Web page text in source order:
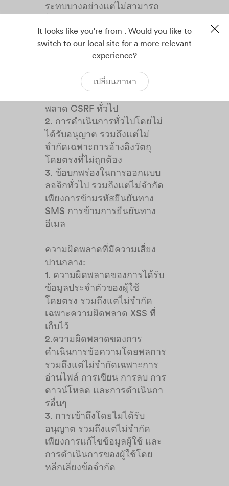
ระทบบางอย่างแต่ไม่สามารถ
โดยตรงและส่งผลต่อความ
ปลอดภัยของข้อมูล เช่น การ
เปิดเผยข้อมูลที่ไม่สำคัญ การ
เปลี่ยนเส้นทาง URL ความผิด
พลาดด้านความปลอดภัย XSS
พลาด CSRF ทั่วไป
2. การดำเนินการทั่วไปโดยไม่
ได้รับอนุญาต รวมถึงแต่ไม่
จำกัดเฉพาะการอ้างอิงวัตถุ
โดยตรงที่ไม่ถูกต้อง
3. ข้อบกพร่องในการออกแบบ
ลอจิกทั่วไป รวมถึงแต่ไม่จำกัด
เพียงการข้ามรหัสยืนยันทาง
SMS การข้ามการยืนยันทาง
อีเมล
ความผิดพลาดที่มีความเสี่ยง
ปานกลาง:
1. ความผิดพลาดของการได้รับ
ข้อมูลประจำตัวของผู้ใช้
โดยตรง รวมถึงแต่ไม่จำกัด
เฉพาะความผิดพลาด XSS ที่
เก็บไว้
2.ความผิดพลาดของการ
ดำเนินการข้อความโดยพลการ
รวมถึงแต่ไม่จำกัดเฉพาะการ
อ่านไฟล์ การเขียน การลบ การ
ดาวน์โหลด และการดำเนินกา
รอื่นๆ
3. การเข้าถึงโดยไม่ได้รับ
อนุญาต รวมถึงแต่ไม่จำกัด
เพียงการแก้ไขข้อมูลผู้ใช้ และ
การดำเนินการของผู้ใช้โดย
หลีกเลี่ยงข้อจำกัด
It looks like you're from . Would you like to
switch to our local site for a more relevant
experience?
เปลี่ยนภาษา